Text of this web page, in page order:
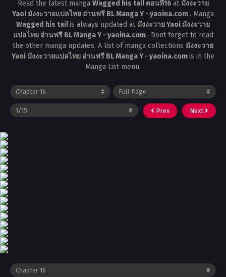
Read the latest manga Wagged his tail ตอนที่16 at มังงะวาย
Yaoi มังงะวายแปลไทย อ่านฟรี BL Manga Y - yaoina.com . Manga
Wagged his tailis always updated at มังงะวาย Yaoi มังงะวาย
แปลไทย อ่านฟรี BL Manga Y - yaoina.com . Dont forget to read
the other manga updates. A list of manga collections มังงะวาย
Yaoi มังงะวายแปลไทย อ่านฟรี BL Manga Y - yaoina.comis in the
Manga List menu.
Prev Next